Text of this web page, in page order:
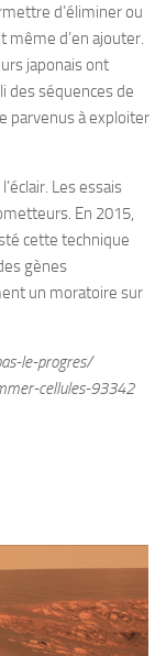
d’éliminer ou
même d’en ajouter.
japonais ont
des séquences de
parvenus à exploiter
Les essais
En 2015,
cette technique
gènes
un moratoire sur
le-progres/
cellules-93342